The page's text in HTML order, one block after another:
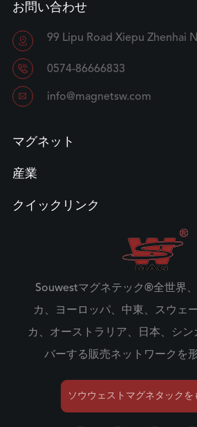
お問い合わせ
 99 Lipu Road Xiepu Zhenhai
 0574-86666833
 info@magnetsw.com
マグネット
産業
クイックリンク
Souwestマグネテック®全世界
カ、ヨーロッパ、中東、スウェ
カ、オーストラリア、日本、シン
バーする販売ネットワークを
ソウウェストマグネタックを